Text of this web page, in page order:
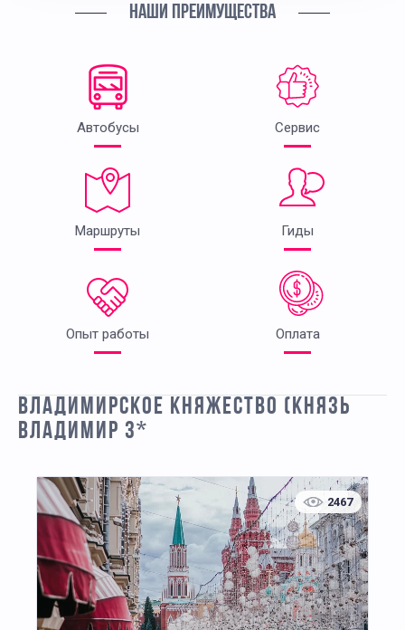
НАШИ ПРЕИМУЩЕСТВА
Автобусы Сервис
Маршруты Гиды
Опыт работы Оплата
ВЛАДИМИРСКОЕ КНЯЖЕСТВО (КНЯЗЬ
ВЛАДИМИР 3*
2467